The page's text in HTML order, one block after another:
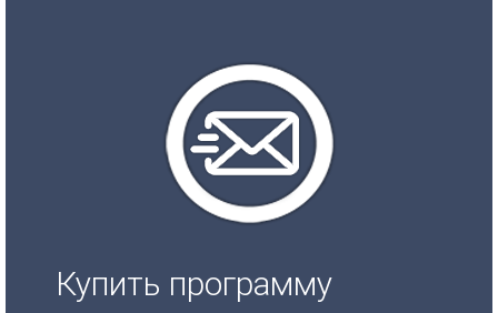
Купить программу